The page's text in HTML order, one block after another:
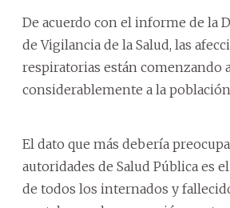
De acuerdo con el informe de la
de Vigilancia de la Salud, las
respiratorias están comenzando
considerablemente a la
El dato que más debería
autoridades de Salud Pública es
de todos los internados y